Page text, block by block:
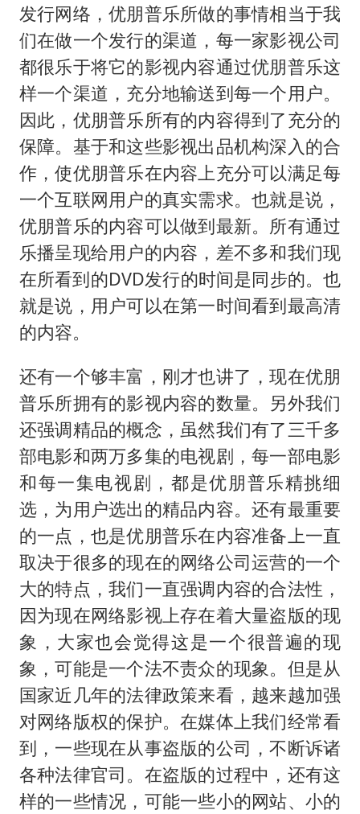
发行网络，优朋普乐所做的事情相当于我
们在做一个发行的渠道，每一家影视公司
都很乐于将它的影视内容通过优朋普乐这
样一个渠道，充分地输送到每一个用户。
因此，优朋普乐所有的内容得到了充分的
保障。基于和这些影视出品机构深入的合
作，使优朋普乐在内容上充分可以满足每
一个互联网用户的真实需求。也就是说，
优朋普乐的内容可以做到最新。所有通过
乐播呈现给用户的内容，差不多和我们现
在所看到的DVD发行的时间是同步的。也
就是说，用户可以在第一时间看到最高清
的内容。
还有一个够丰富，刚才也讲了，现在优朋
普乐所拥有的影视内容的数量。另外我们
还强调精品的概念，虽然我们有了三千多
部电影和两万多集的电视剧，每一部电影
和每一集电视剧，都是优朋普乐精挑细
选，为用户选出的精品内容。还有最重要
的一点，也是优朋普乐在内容准备上一直
取决于很多的现在的网络公司运营的一个
大的特点，我们一直强调内容的合法性，
因为现在网络影视上存在着大量盗版的现
象，大家也会觉得这是一个很普遍的现
象，可能是一个法不责众的现象。但是从
国家近几年的法律政策来看，越来越加强
对网络版权的保护。在媒体上我们经常看
到，一些现在从事盗版的公司，不断诉诸
各种法律官司。在盗版的过程中，还有这
样的一些情况，可能一些小的网站、小的